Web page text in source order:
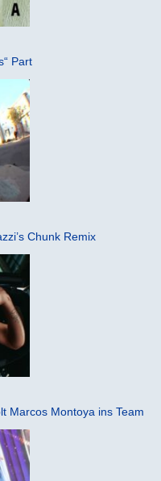
Part
Chunk Remix
Marcos Montoya ins Team